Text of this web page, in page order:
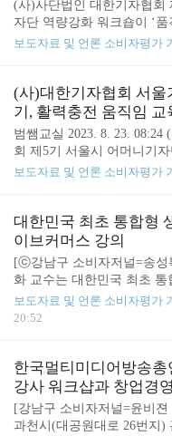
(사)사단법인 대한기자협회
자단 역량강화 워크숍이 ‘
성’이라는 주제를 가지고
70여명이 참석한 가운데 성
교육은 화가이자 전문 강사
마트폰 찐 사용법' 강의로
유용한 앱과 프로그램을 능
는 디지털 리터러시 역량강
되었다.
보도자료 및 언론 소비자평가
(사)대한기자협회 서울
기, 활력충전 움직임 교
범쌤교실 2023. 8. 23. 08:24
회 제5기 서울시 어머니기
강화 워크숍이 ‘품격있는
궁관 911호와 207호에서 내
한 가운데 성황리에 개최되
터 센터장인 박희영(서초구
임’ 은 오전 교육을 마친 단
를 주었고, 오후 교육부터
적인 참여를 위한 긴장완화
보도자료 및 언론 소비자평가
대한민국 최초 통합형
이브커머스 강의
[ⓒ강남구 소비자저널=송성
화 교수는 대한민국 최초
이브커머스 강의를 양천구
윤비젼의 키키아카데미센타
보도자료 및 언론 소비자평가
20:52
한국멀티미디어방송
강사 워크샵과 창업경
소비자저널협동조합(
식이 이루어져...
[강남구 소비자저널=윤비
과천시(대공원대로 26번지)